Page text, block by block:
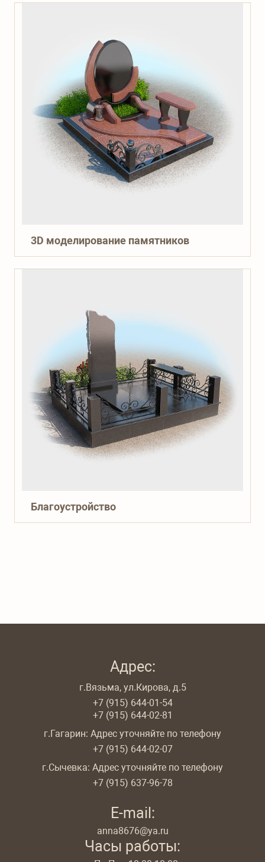
3D моделирование памятников
Благоустройство
Адрес:
г.Вязьма, ул.Кирова, д.5
+7 (915) 644-01-54
+7 (915) 644-02-81
г.Гагарин: Адрес уточняйте по телефону
+7 (915) 644-02-07
г.Сычевка: Адрес уточняйте по телефону
+7 (915) 637-96-78
E-mail:
anna8676@ya.ru
Часы работы: